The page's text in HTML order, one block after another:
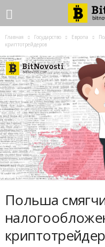
Главная Государство Европа
криптотрейдеров
Польша